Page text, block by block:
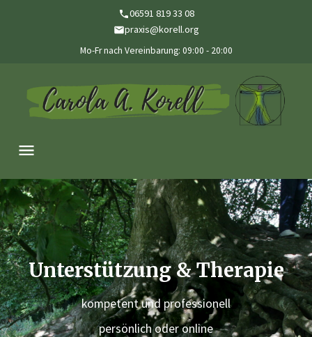
06591 819 33 08
praxis@korell.org
Mo-Fr nach Vereinbarung: 09:00 - 20:00
Unterstützung & Therapie
kompetent und professionell
persönlich oder online